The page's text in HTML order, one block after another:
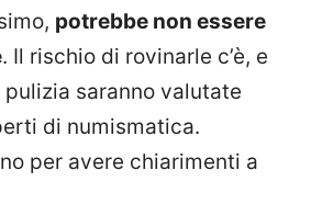
potrebbe non essere
. Il rischio di rovinarle c’è, e
saranno valutate
di numismatica.
per avere chiarimenti a